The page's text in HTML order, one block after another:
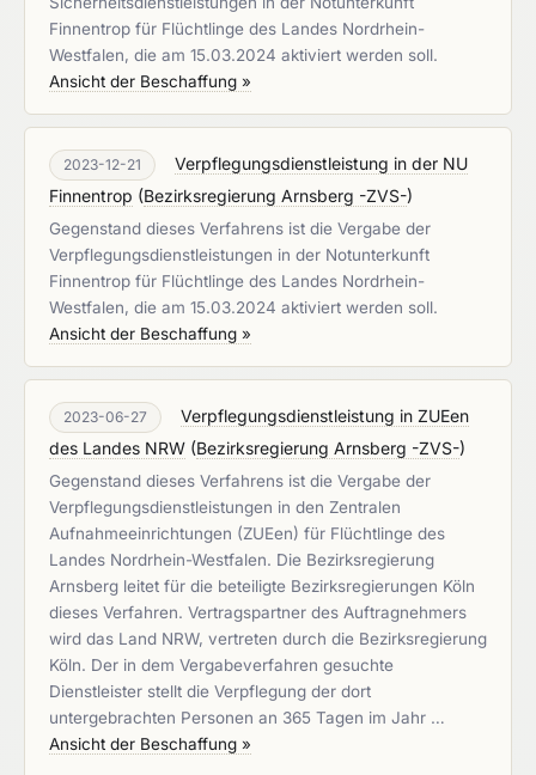
Finnentrop für Flüchtlinge des Landes Nordrhein-
Westfalen, die am 15.03.2024 aktiviert werden soll.
Ansicht der Beschaffung »
2023-12-21
Verpflegungsdienstleistung in der NU
Finnentrop (Bezirksregierung Arnsberg -ZVS-)
Gegenstand dieses Verfahrens ist die Vergabe der
Verpflegungsdienstleistungen in der Notunterkunft
Finnentrop für Flüchtlinge des Landes Nordrhein-
Westfalen, die am 15.03.2024 aktiviert werden soll.
Ansicht der Beschaffung »
2023-06-27
Verpflegungsdienstleistung in ZUEen
des Landes NRW (Bezirksregierung Arnsberg -ZVS-)
Gegenstand dieses Verfahrens ist die Vergabe der
Verpflegungsdienstleistungen in den Zentralen
Aufnahmeeinrichtungen (ZUEen) für Flüchtlinge des
Landes Nordrhein-Westfalen. Die Bezirksregierung
Arnsberg leitet für die beteiligte Bezirksregierungen Köln
dieses Verfahren. Vertragspartner des Auftragnehmers
wird das Land NRW, vertreten durch die Bezirksregierung
Köln. Der in dem Vergabeverfahren gesuchte
Dienstleister stellt die Verpflegung der dort
untergebrachten Personen an 365 Tagen im Jahr …
Ansicht der Beschaffung »